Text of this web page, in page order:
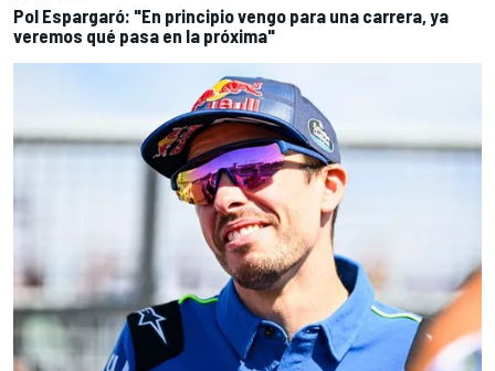
Pol Espargaró: "En principio vengo para una carrera, ya
veremos qué pasa en la próxima"